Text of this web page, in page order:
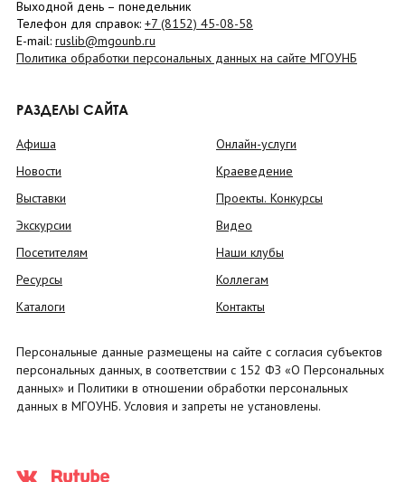
Выходной день – понедельник
Телефон для справок: +7 (8152) 45-08-58
E-mail: ruslib@mgounb.ru
Политика обработки персональных данных на сайте МГОУНБ
РАЗДЕЛЫ САЙТА
Афиша
Новости
Выставки
Экскурсии
Посетителям
Ресурсы
Каталоги
Онлайн-услуги
Краеведение
Проекты. Конкурсы
Видео
Наши клубы
Коллегам
Контакты
Персональные данные размещены на сайте с согласия субъектов
персональных данных, в соответствии с 152 ФЗ «О Персональных
данных» и Политики в отношении обработки персональных
данных в МГОУНБ. Условия и запреты не установлены.